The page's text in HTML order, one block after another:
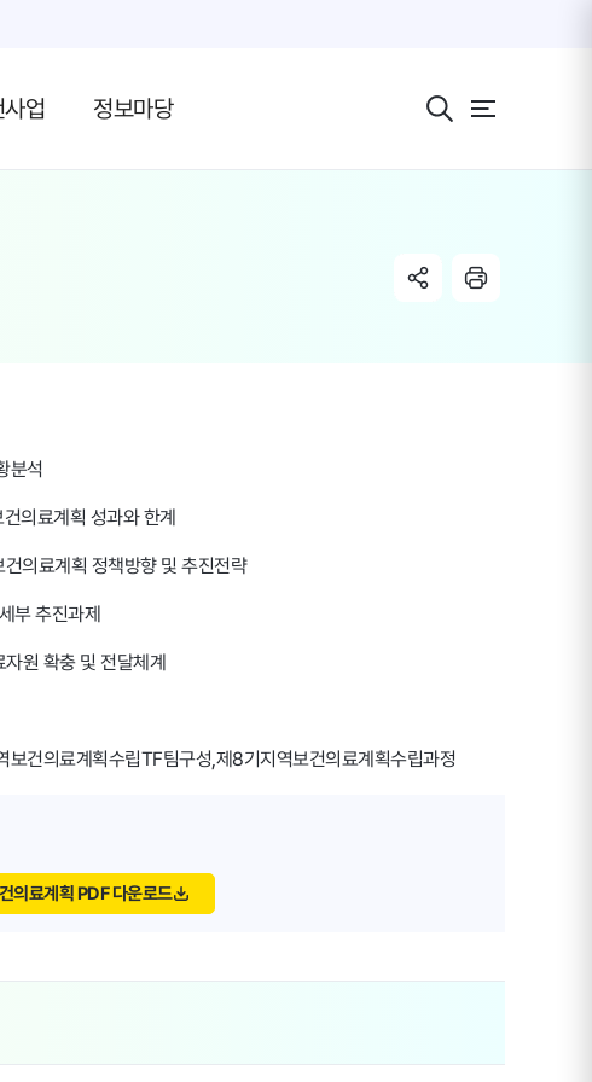
업 정보마당 전체 메뉴 보기
분석
의료계획 성과와 한계
의료계획 정책방향 및 추진전략
부 추진과제
원 확충 및 전달체계
보건의료계획수립TF팀구성,제8기지역보건의료계획수립과정
의료계획 PDF 다운로드